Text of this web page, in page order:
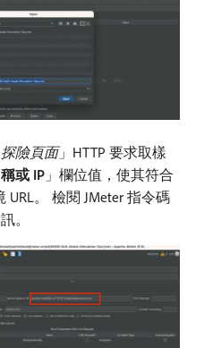
探險頁面」HTTP 要求取樣
或 IP 」欄位值，使其符合
URL。 檢閱 JMeter 指令碼
。